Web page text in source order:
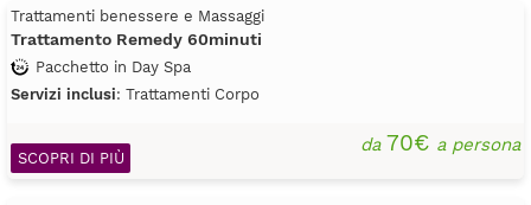
Trattamenti benessere e Massaggi
Trattamento Remedy 60minuti
Pacchetto in Day Spa
Servizi inclusi: Trattamenti Corpo
da70€ a persona
SCOPRI DI PIÙ